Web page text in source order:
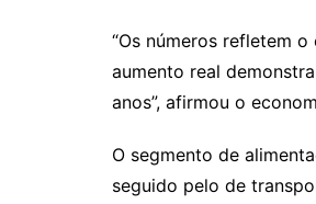
“Os números refletem
aumento real
anos”, afirmou o
O segmento de
seguido pelo de